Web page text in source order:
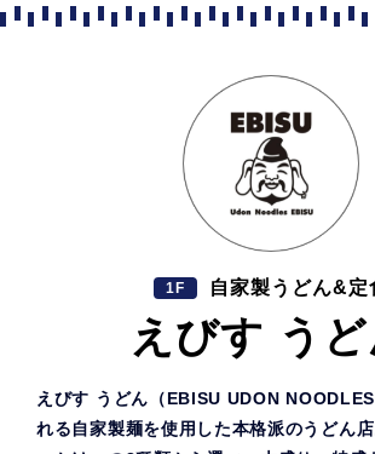
1F 自家製うどん&定
えびす う
えびす うどん（EBISU UDON
れる自家製麺を使用した本格派のうどん